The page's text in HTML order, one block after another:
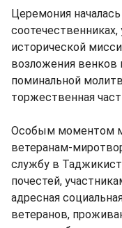
Церемония
исторической
возложения венков
поминальной
торжественная
Особым моментом
ветеранам-
службу в
почестей,
адресная
ветеранов,